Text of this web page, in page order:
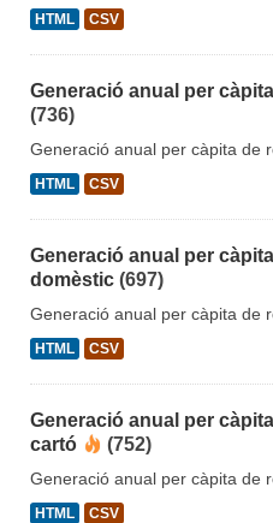
HTML CSV
Generació anual per
(736)
Generació anual per càpita de
HTML CSV
Generació anual per
domèstic (697)
Generació anual per càpita de
HTML CSV
Generació anual per
cartó
(752)
Generació anual per càpita de
HTML CSV